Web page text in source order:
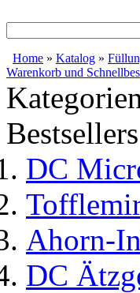
Home » Katalog »
Warenkorb und
Bestsellers
DC
Ahorn-
DC